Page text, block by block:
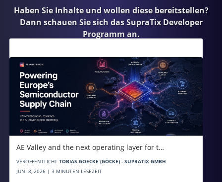
Haben Sie Inhalte und wollen diese bereitstellen?
Dann schauen Sie sich dasSupraTix Developer
Programman.
AE Valley and the next operating layer for t…
VERÖFFENTLICHT TOBIAS GOECKE (GÖCKE) - SUPRATIX GMBH
JUNI 8, 2026 | 3 MINUTEN LESEZEIT